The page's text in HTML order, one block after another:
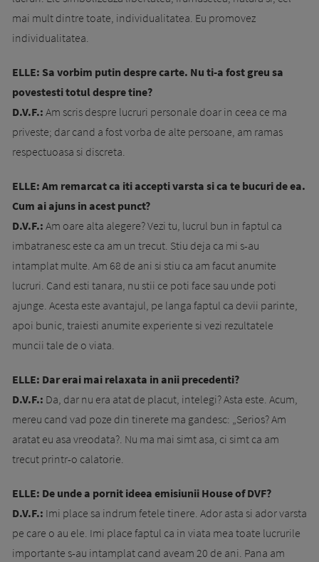
mai mult dintre toate, individualitatea. Eu promovez
individualitatea.
ELLE: Sa vorbim putin despre carte. Nu ti-a fost greu sa
povestesti totul despre tine?
D.V.F.: Am scris despre lucruri personale doar in ceea ce ma
priveste; dar cand a fost vorba de alte persoane, am ramas
respectuoasa si discreta.
ELLE: Am remarcat ca iti accepti varsta si ca te bucuri de ea.
Cum ai ajuns in acest punct?
D.V.F.: Am oare alta alegere? Vezi tu, lucrul bun in faptul ca
imbatranesc este ca am un trecut. Stiu deja ca mi s-au
intamplat multe. Am 68 de ani si stiu ca am facut anumite
lucruri. Cand esti tanara, nu stii ce poti face sau unde poti
ajunge. Acesta este avantajul, pe langa faptul ca devii parinte,
apoi bunic, traiesti anumite experiente si vezi rezultatele
muncii tale de o viata.
ELLE: Dar erai mai relaxata in anii precedenti?
D.V.F.: Da, dar nu era atat de placut, intelegi? Asta este. Acum,
mereu cand vad poze din tinerete ma gandesc: „Serios? Am
aratat eu asa vreodata?. Nu ma mai simt asa, ci simt ca am
trecut printr-o calatorie.
ELLE: De unde a pornit ideea emisiunii House of DVF?
D.V.F.: Imi place sa indrum fetele tinere. Ador asta si ador varsta
pe care o au ele. Imi place faptul ca in viata mea toate lucrurile
importante s-au intamplat cand aveam 20 de ani. Pana am